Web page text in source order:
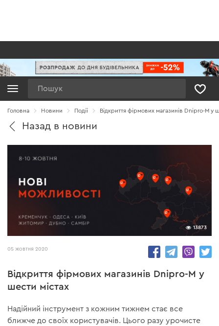
Головна Новини Події Відкриття фірмових магазинів Dnipro-M у
Назад в новини
13873
05 жовтня 2020
Відкриття фірмових магазинів Dnipro-M у
шести містах
Надійний інструмент з кожним тижнем стає все
ближче до своїх користувачів. Цього разу урочисте